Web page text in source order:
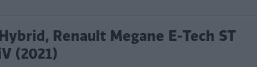
Renault Megane E-Tech ST
(2021)